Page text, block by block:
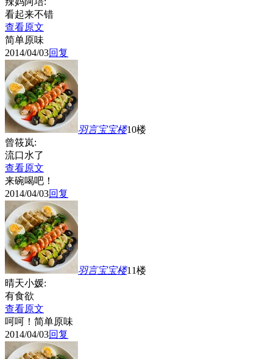
看起来不错
查看原文
简单原味
2014/04/03回复
羽言宝宝楼10楼
曾筱岚:
流口水了
查看原文
来碗喝吧！
2014/04/03回复
羽言宝宝楼11楼
晴天小媛:
有食欲
查看原文
呵呵！简单原味
2014/04/03回复